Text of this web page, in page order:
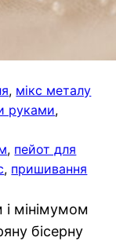
, мікс металу
руками
, пейот для
, пришивання
мінімумом
бісерну